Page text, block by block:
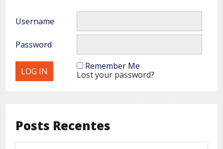
Username
Password
Remember Me
Lost your password?
Posts Recentes